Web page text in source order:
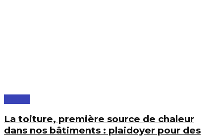
La toiture, première source de chaleur
dans nos bâtiments : plaidoyer pour des